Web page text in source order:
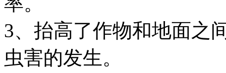
3、抬高了作物和地面之
虫害的发生。